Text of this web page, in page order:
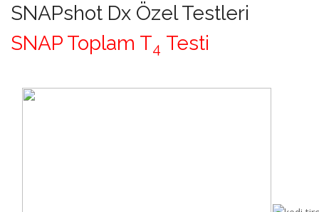
SNAPshot Dx Özel Testleri
SNAP Toplam T4 Testi